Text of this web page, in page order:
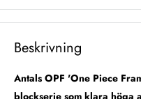
Beskrivning
Antals OPF 'One Piece
blockserie som klara höga